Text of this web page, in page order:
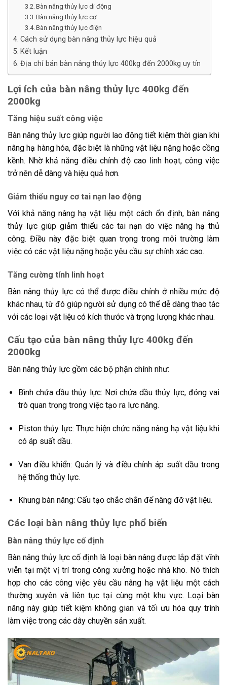
Bàn nâng thủy lực di động
Bàn nâng thủy lực cơ
Bàn nâng thủy lực điện
Cách sử dụng bàn nâng thủy lực hiệu quả
Kết luận
Địa chỉ bán bàn nâng thủy lực 400kg đến 2000kg uy tín
Lợi ích của bàn nâng thủy lực 400kg đến
2000kg
Tăng hiệu suất công việc
Bàn nâng thủy lực giúp người lao động tiết kiệm thời gian khi
nâng hạ hàng hóa, đặc biệt là những vật liệu nặng hoặc cồng
kềnh. Nhờ khả năng điều chỉnh độ cao linh hoạt, công việc
trở nên dễ dàng và hiệu quả hơn.
Giảm thiểu nguy cơ tai nạn lao động
Với khả năng nâng hạ vật liệu một cách ổn định, bàn nâng
thủy lực giúp giảm thiểu các tai nạn do việc nâng hạ thủ
công. Điều này đặc biệt quan trọng trong môi trường làm
việc có các vật liệu nặng hoặc yêu cầu sự chính xác cao.
Tăng cường tính linh hoạt
Bàn nâng thủy lực có thể được điều chỉnh ở nhiều mức độ
khác nhau, từ đó giúp người sử dụng có thể dễ dàng thao tác
với các loại vật liệu có kích thước và trọng lượng khác nhau.
Cấu tạo của bàn nâng thủy lực 400kg đến
2000kg
Bàn nâng thủy lực gồm các bộ phận chính như:
Bình chứa dầu thủy lực: Nơi chứa dầu thủy lực, đóng vai
trò quan trọng trong việc tạo ra lực nâng.
Piston thủy lực: Thực hiện chức năng nâng hạ vật liệu khi
có áp suất dầu.
Van điều khiển: Quản lý và điều chỉnh áp suất dầu trong
hệ thống thủy lực.
Khung bàn nâng: Cấu tạo chắc chắn để nâng đỡ vật liệu.
Các loại bàn nâng thủy lực phổ biến
Bàn nâng thủy lực cố định
Bàn nâng thủy lực cố định là loại bàn nâng được lắp đặt vĩnh
viễn tại một vị trí trong công xưởng hoặc nhà kho. Nó thích
hợp cho các công việc yêu cầu nâng hạ vật liệu một cách
thường xuyên và liên tục tại cùng một khu vực. Loại bàn
nâng này giúp tiết kiệm không gian và tối ưu hóa quy trình
làm việc trong các dây chuyền sản xuất.